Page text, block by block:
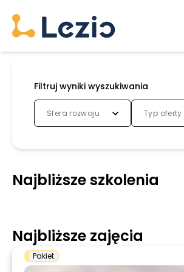
Filtruj wyniki wyszukiwania
Sfera rozwoju Typ oferty
Najbliższe szkolenia
Najbliższe zajęcia
Pakiet